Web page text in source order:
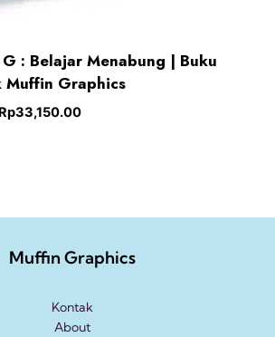
: Belajar Menabung | Buku
Muffin Graphics
Rp33,150.00
Muffin Graphics
Kontak
About